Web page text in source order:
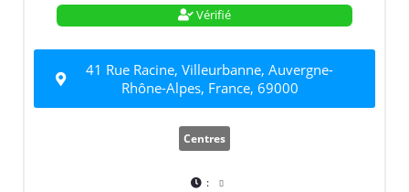
Vérifié
41 Rue Racine, Villeurbanne, Auvergne-
Rhône-Alpes, France, 69000
Centres
: